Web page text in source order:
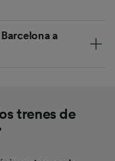
a
trenes de